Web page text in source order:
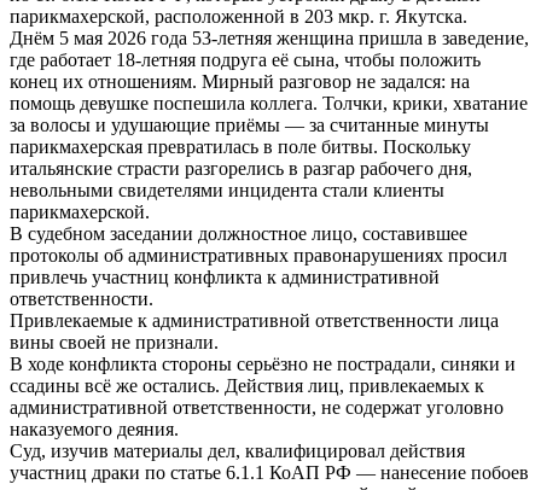
парикмахерской, расположенной в 203 мкр. г. Якутска.
Днём 5 мая 2026 года 53-летняя женщина пришла в заведение,
где работает 18-летняя подруга её сына, чтобы положить
конец их отношениям. Мирный разговор не задался: на
помощь девушке поспешила коллега. Толчки, крики, хватание
за волосы и удушающие приёмы — за считанные минуты
парикмахерская превратилась в поле битвы. Поскольку
итальянские страсти разгорелись в разгар рабочего дня,
невольными свидетелями инцидента стали клиенты
парикмахерской.
В судебном заседании должностное лицо, составившее
протоколы об административных правонарушениях просил
привлечь участниц конфликта к административной
ответственности.
Привлекаемые к административной ответственности лица
вины своей не признали.
В ходе конфликта стороны серьёзно не пострадали, синяки и
ссадины всё же остались. Действия лиц, привлекаемых к
административной ответственности, не содержат уголовно
наказуемого деяния.
Суд, изучив материалы дел, квалифицировал действия
участниц драки по статье 6.1.1 КоАП РФ — нанесение побоев